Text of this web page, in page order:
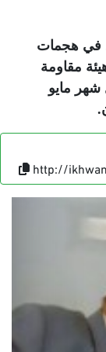
في هجمات
مقاومة
اعتداءً خلال شهر مايو
.
http://